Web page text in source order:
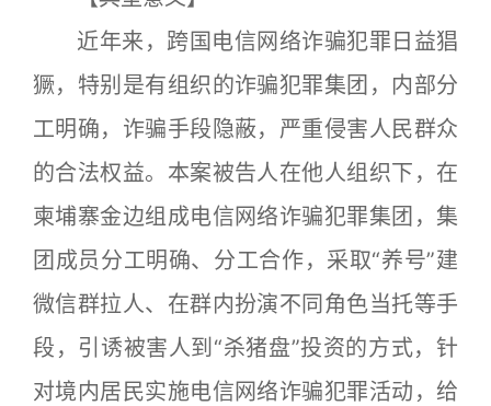
近年来，跨国电信网络诈骗犯罪日益猖
獗，特别是有组织的诈骗犯罪集团，内部分
工明确，诈骗手段隐蔽，严重侵害人民群众
的合法权益。本案被告人在他人组织下，在
柬埔寨金边组成电信网络诈骗犯罪集团，集
团成员分工明确、分工合作，采取“养号”建
微信群拉人、在群内扮演不同角色当托等手
段，引诱被害人到“杀猪盘”投资的方式，针
对境内居民实施电信网络诈骗犯罪活动，给